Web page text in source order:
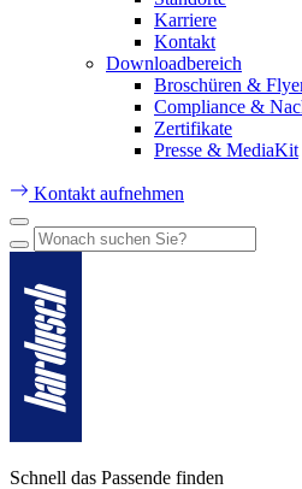
Karriere
Kontakt
Downloadbereich
Broschüren &
Compliance &
Zertifikate
Presse & MediaKit
Kontakt aufnehmen
Schnell das Passende finden